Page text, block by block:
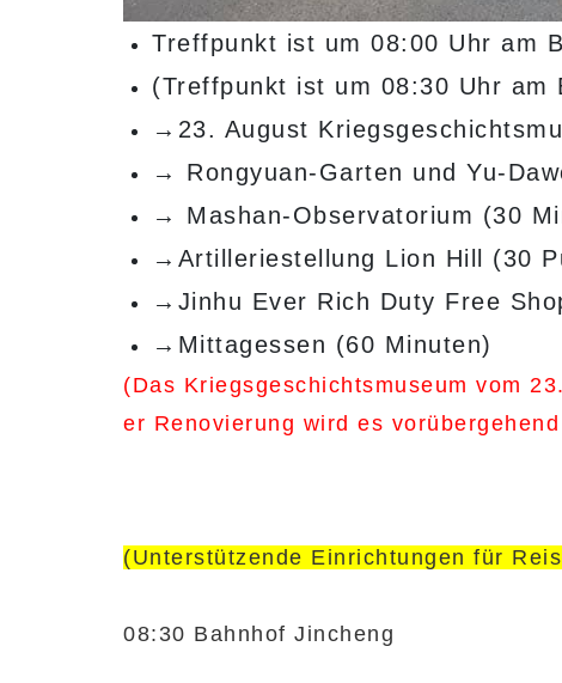
Treffpunkt ist um 08:00 Uhr am
(Treffpunkt ist um 08:30 Uhr am
→23. August
→ Rongyuan-Garten und Yu-
→ Mashan-Observatorium (30
→Artilleriestellung Lion Hill (30
→Jinhu Ever Rich Duty Free
→Mittagessen (60 Minuten)
(Das Kriegsgeschichtsmuseum vom
er Renovierung wird es
(Unterstützende Einrichtungen für
08:30 Bahnhof Jincheng